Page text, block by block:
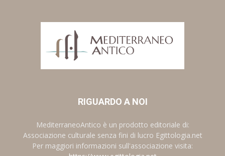
RIGUARDO A NOI
MediterraneoAntico è un prodotto editoriale di:
Associazione culturale senza fini di lucro Egittologia.net
Per maggiori informazioni sull'associazione visita: